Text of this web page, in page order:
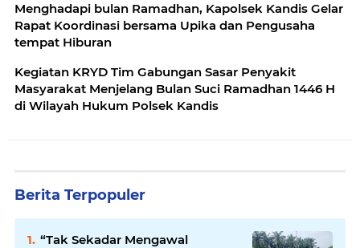
Menghadapi bulan Ramadhan, Kapolsek Kandis Gelar
Rapat Koordinasi bersama Upika dan Pengusaha
tempat Hiburan
Kegiatan KRYD Tim Gabungan Sasar Penyakit
Masyarakat Menjelang Bulan Suci Ramadhan 1446 H
di Wilayah Hukum Polsek Kandis
Berita Terpopuler
“Tak Sekadar Mengawal